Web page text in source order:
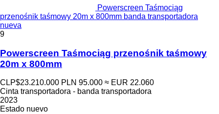
Powerscreen Taśmociąg
przenośnik taśmowy 20m x 800mm banda transportadora
nueva
9
Powerscreen Taśmociąg przenośnik taśmowy
20m x 800mm
CLP$23.210.000 PLN 95.000 ≈ EUR 22.060
Cinta transportadora - banda transportadora
2023
Estado nuevo